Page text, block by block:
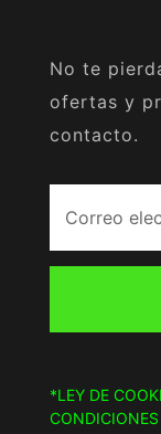
No te
ofertas y
contacto.
*LEY DE
CONDICIONES